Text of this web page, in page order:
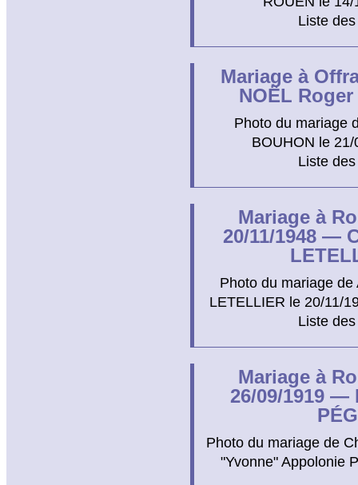
Liste
Mariage à
NOËL
Photo du mariage
BOUHON le
Liste
Mariage à
20/11/1948 —
Photo du mariage
LETELLIER le 20/11/
Liste
Mariage à
26/09/1919 —
Photo du mariage de
"Yvonne" Appolonie